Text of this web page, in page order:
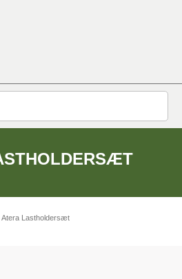
Atera Lastholdersæt